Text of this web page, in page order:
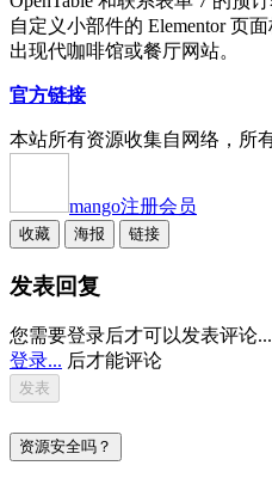
自定义小部件的 Elementor 页
出现代咖啡馆或餐厅网站。
官方链接
本站所有资源收集自网络，所
mango注册会员
收藏 海报 链接
发表回复
您需要登录后才可以发表评论...
登录... 后才能评论
资源安全吗？